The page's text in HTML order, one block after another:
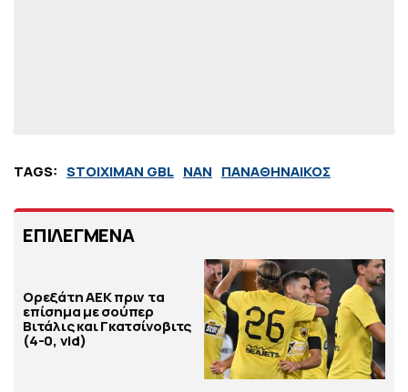
TAGS: STOIXIMAN GBL ΝΑΝ ΠΑΝΑΘΗΝΑΙΚΟΣ
ΕΠΙΛΕΓΜΕΝΑ
Ορεξάτη ΑΕΚ πριν τα
επίσημα με σούπερ
Βιτάλις και Γκατσίνοβιτς
(4-0, vid)